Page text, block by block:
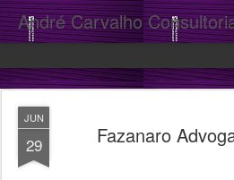
André Carvalho
JUN
29 Fazanaro